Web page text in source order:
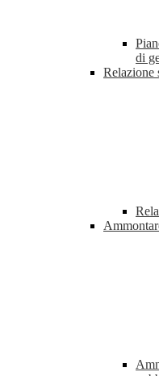
di
Relazione